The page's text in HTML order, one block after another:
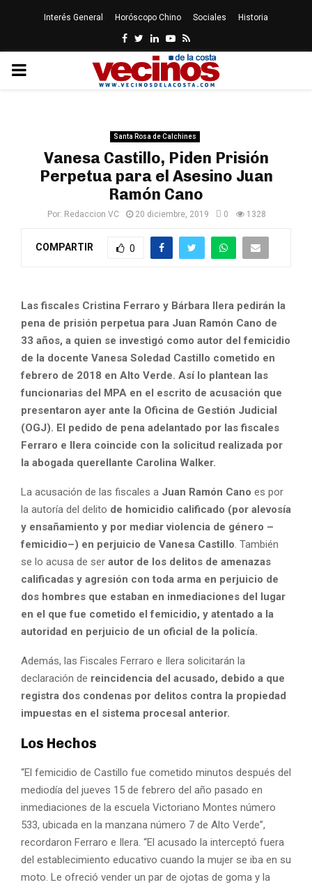
Interés General Horóscopo Chino Sociales Historia
Facebook
Twitter
LinkedinYoutube
Rss
PRIMARY
Santa Rosa de Calchines
Vanesa Castillo, Piden Prisión
Perpetua para el Asesino Juan
Ramón Cano
Por: Redaccion VC 20 diciembre, 2019 0 1328
COMPARTIR 0
Las fiscales Cristina Ferraro y Bárbara Ilera pedirán la
pena de prisión perpetua para Juan Ramón Cano de
33 años, a quien se investigó como autor del femicidio
de la docente Vanesa Soledad Castillo cometido en
febrero de 2018 en Alto Verde. Así lo plantean las
funcionarias del MPA en el escrito de acusación que
presentaron ayer ante la Oficina de Gestión Judicial
(OGJ). El pedido de pena adelantado por las fiscales
Ferraro e Ilera coincide con la solicitud realizada por
la abogada querellante Carolina Walker.
La acusación de las fiscales a Juan Ramón Cano es por
la autoría del delito de homicidio calificado (por alevosía
y ensañamiento y por mediar violencia de género –
femicidio–) en perjuicio de Vanesa Castillo . También
se lo acusa de ser autor de los delitos de amenazas
calificadas y agresión con toda arma en perjuicio de
dos hombres que estaban en inmediaciones del lugar
en el que fue cometido el femicidio, y atentado a la
autoridad en perjuicio de un oficial de la policía.
Además, las Fiscales Ferraro e Ilera solicitarán la
declaración de reincidencia del acusado, debido a que
registra dos condenas por delitos contra la propiedad
impuestas en el sistema procesal anterior.
Los Hechos
“El femicidio de Castillo fue cometido minutos después del
mediodía del jueves 15 de febrero del año pasado en
inmediaciones de la escuela Victoriano Montes número
533, ubicada en la manzana número 7 de Alto Verde”,
recordaron Ferraro e Ilera. “El acusado la interceptó fuera
del establecimiento educativo cuando la mujer se iba en su
moto. Le ofreció vender un par de ojotas de goma y la